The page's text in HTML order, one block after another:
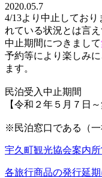
2020.05.7
4/13より中止してお
れている状況とは言
中止期間につきまして
予約等により楽しみ
ます。
民泊受入中止期間
【令和２年５月７日～
※民泊窓口である（一
宇久町観光協会案内
各旅行商品の発行延